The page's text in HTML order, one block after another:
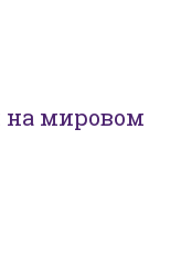
на мировом